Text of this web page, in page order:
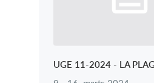
UGE 11-2024 - LA